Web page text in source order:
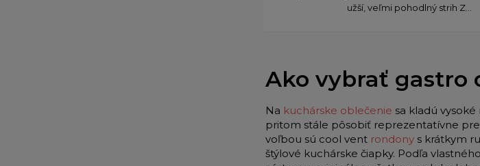
užší, veľmi pohodlný strih Z...
Ako vybrať gastro
Na kuchárske oblečenie sa kladú
pritom stále pôsobiť reprezentatívne
voľbou sú cool vent rondony s krátkym
štýlové kuchárske čiapky. Podľa